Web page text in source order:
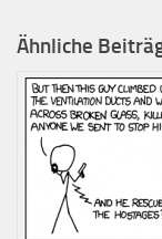
Ähnliche